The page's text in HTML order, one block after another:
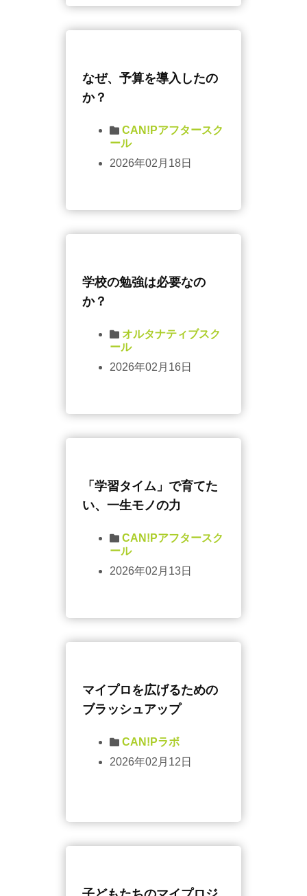
なぜ、予算を導入したの
か？
CAN!Pアフタースク
ール
2026年02月18日
学校の勉強は必要なの
か？
オルタナティブスク
ール
2026年02月16日
「学習タイム」で育てた
い、一生モノの力
CAN!Pアフタースク
ール
2026年02月13日
マイプロを広げるための
ブラッシュアップ
CAN!Pラボ
2026年02月12日